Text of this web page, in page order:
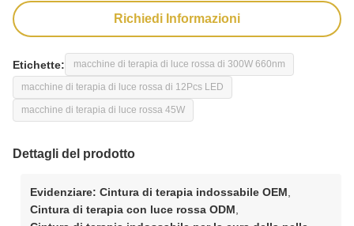
Richiedi Informazioni
Etichette: macchine di terapia di luce rossa di 300W 660nm
macchine di terapia di luce rossa di 12Pcs LED
macchine di terapia di luce rossa 45W
Dettagli del prodotto
Evidenziare: Cintura di terapia indossabile OEM
Cintura di terapia con luce rossa ODM